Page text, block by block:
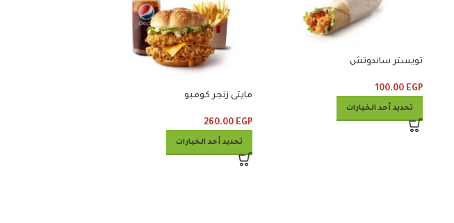
تويستر ساندوتش
100.00 EGP
تحديد أحد الخيارات
مايتى زنجر كومبو
260.00 EGP
تحديد أحد الخيارات